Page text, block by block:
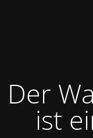
Der
ist